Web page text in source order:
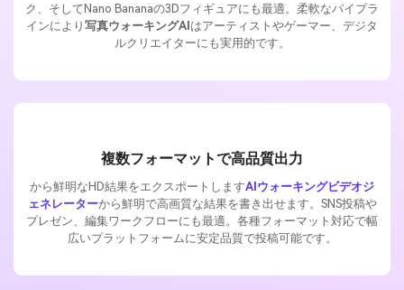
ク、そしてNano Bananaの3Dフィギュアにも最適。柔軟なパイプラ
インにより 写真ウォーキングAI はアーティストやゲーマー、デジタ
ルクリエイターにも実用的です。
複数フォーマットで高品質出力
から鮮明なHD結果をエクスポートしますAIウォーキングビデオジ
ェネレーターから鮮明で高画質な結果を書き出せます。SNS投稿や
プレゼン、編集ワークフローにも最適。各種フォーマット対応で幅
広いプラットフォームに安定品質で投稿可能です。